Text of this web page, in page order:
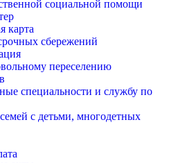
социальной помощи
карта
сбережений
переселению
специальности и службу по
с детьми, многодетных